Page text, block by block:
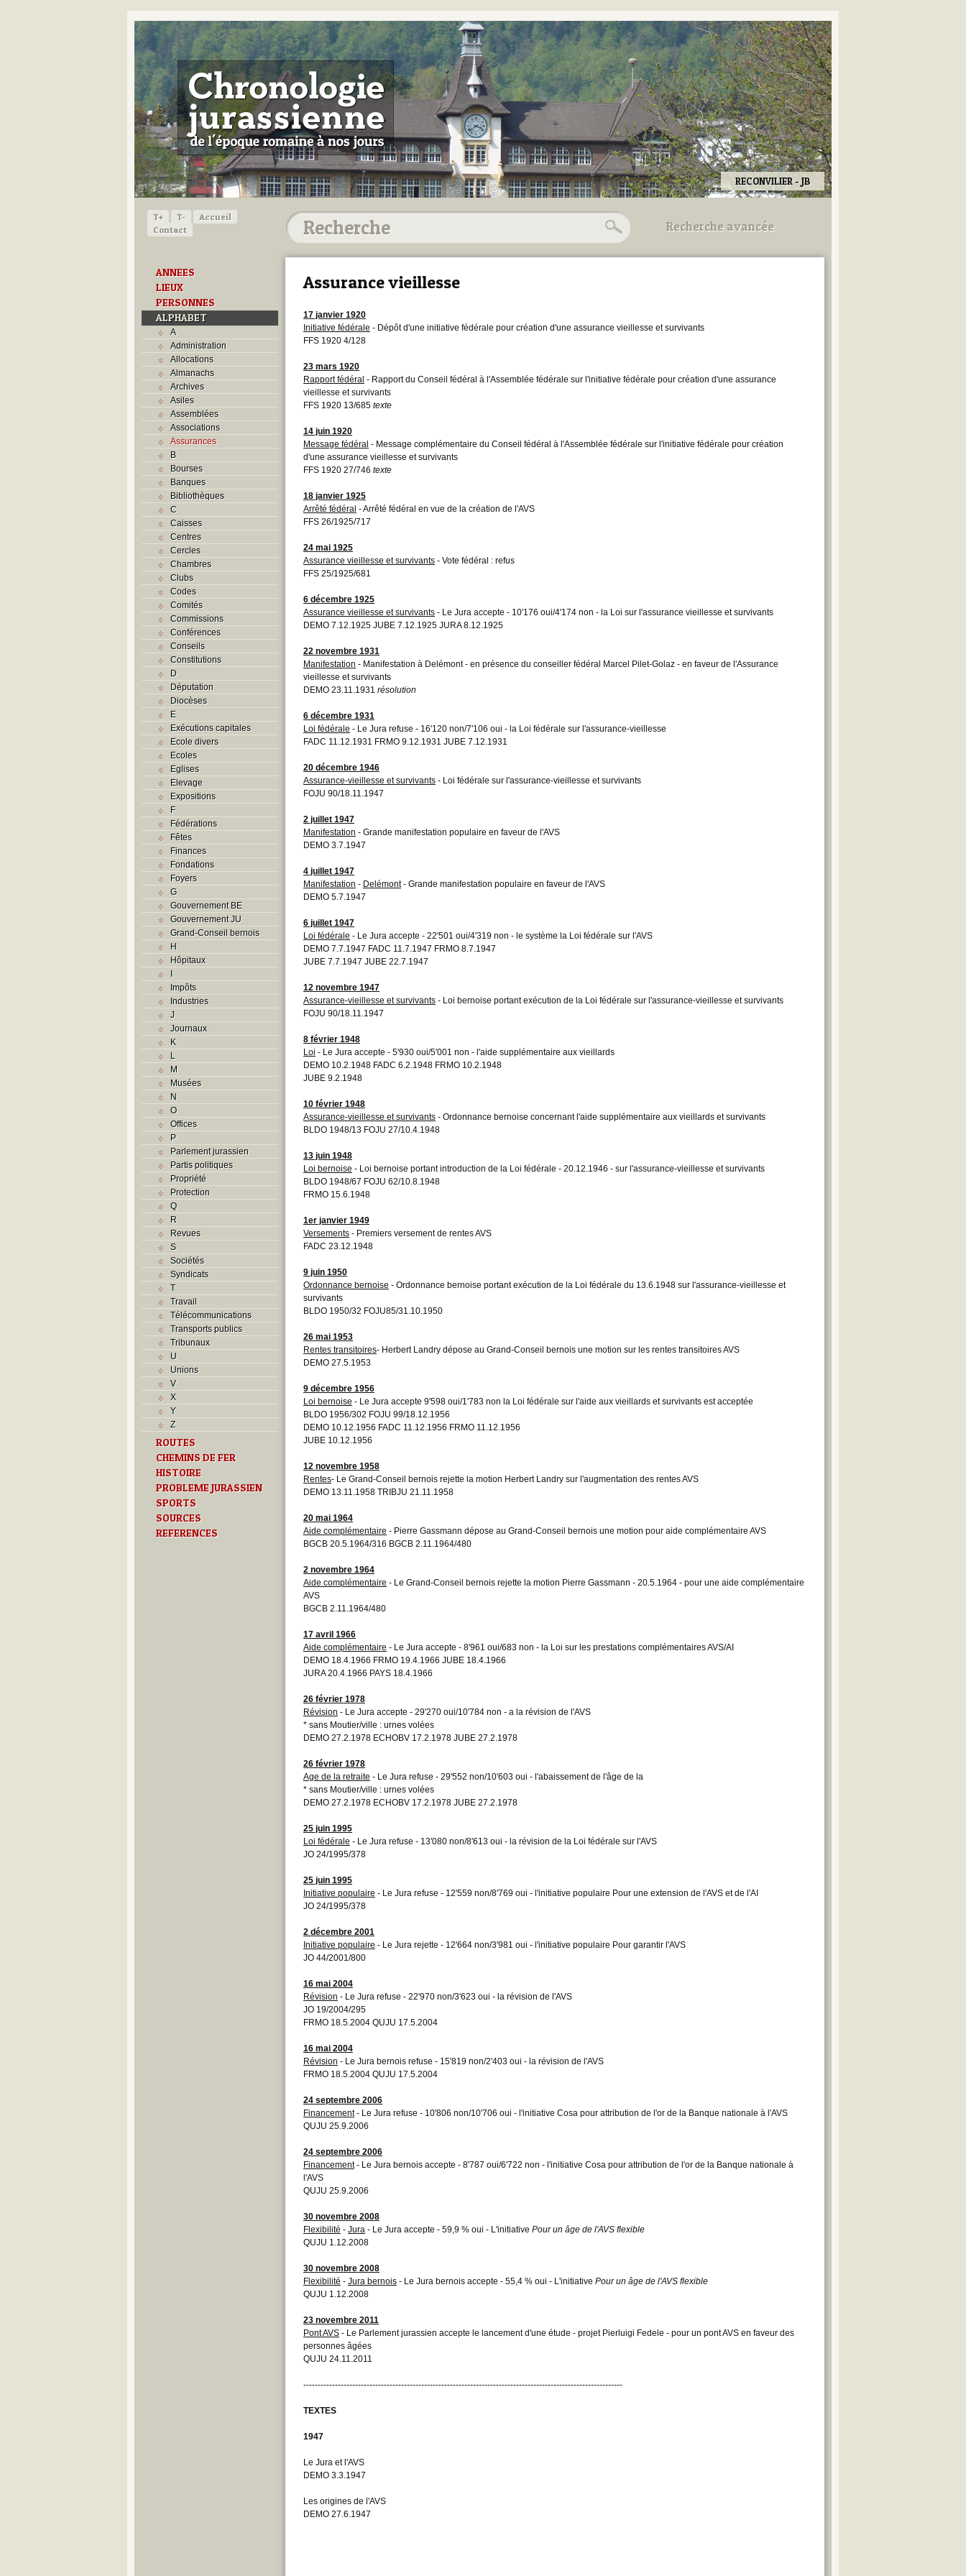
RECONVILIER - JB
T+ T-
Accueil
Contact
ANNEES
LIEUX
PERSONNES
ALPHABET
A
Administration
Allocations
Almanachs
Archives
Asiles
Assemblées
Associations
Assurances
B
Bourses
Banques
Bibliothèques
C
Caisses
Centres
Cercles
Chambres
Clubs
Codes
Comités
Commissions
Conférences
Conseils
Constitutions
D
Députation
Diocèses
E
Exécutions capitales
Ecole divers
Ecoles
Eglises
Elevage
Expositions
F
Fédérations
Fêtes
Finances
Fondations
Foyers
G
Gouvernement BE
Gouvernement JU
Grand-Conseil bernois
H
Hôpitaux
I
Impôts
Industries
J
Journaux
K
L
M
Musées
N
O
Offices
P
Parlement jurassien
Partis politiques
Propriété
Protection
Q
R
Revues
S
Sociétés
Syndicats
T
Travail
Télécommunications
Transports publics
Tribunaux
U
Unions
V
X
Y
Z
ROUTES
CHEMINS DE FER
HISTOIRE
PROBLEME JURASSIEN
SPORTS
SOURCES
REFERENCES
Recherche avancée
Utilisez les champs ci-dessous
Assurance vieillesse
17 janvier 1920
Initiative fédérale - Dépôt d'une initiative fédérale pour création d'une assurance vieillesse et survivants
FFS 1920 4/128
23 mars 1920
Rapport fédéral - Rapport du Conseil fédéral à l'Assemblée fédérale sur l'initiative fédérale pour création d'une assurance
vieillesse et survivants
FFS 1920 13/685 texte
14 juin 1920
Message fédéral - Message complémentaire du Conseil fédéral à l'Assemblée fédérale sur l'initiative fédérale pour création
d'une assurance vieillesse et survivants
FFS 1920 27/746 texte
18 janvier 1925
Arrêté fédéral - Arrêté fédéral en vue de la création de l'AVS
FFS 26/1925/717
24 mai 1925
Assurance vieillesse et survivants - Vote fédéral : refus
FFS 25/1925/681
6 décembre 1925
Assurance vieillesse et survivants - Le Jura accepte - 10'176 oui/4'174 non - la Loi sur l'assurance vieillesse et survivants
DEMO 7.12.1925 JUBE 7.12.1925 JURA 8.12.1925
22 novembre 1931
Manifestation - Manifestation à Delémont - en présence du conseiller fédéral Marcel Pilet-Golaz - en faveur de l'Assurance
vieillesse et survivants
DEMO 23.11.1931 résolution
6 décembre 1931
Loi fédérale - Le Jura refuse - 16'120 non/7'106 oui - la Loi fédérale sur l'assurance-vieillesse
FADC 11.12.1931 FRMO 9.12.1931 JUBE 7.12.1931
20 décembre 1946
Assurance-vieillesse et survivants - Loi fédérale sur l'assurance-vieillesse et survivants
FOJU 90/18.11.1947
2 juillet 1947
Manifestation - Grande manifestation populaire en faveur de l'AVS
DEMO 3.7.1947
4 juillet 1947
Manifestation - Delémont- Grande manifestation populaire en faveur de l'AVS
DEMO 5.7.1947
6 juillet 1947
Loi fédérale - Le Jura accepte - 22'501 oui/4'319 non - le système la Loi fédérale sur l'AVS
DEMO 7.7.1947 FADC 11.7.1947 FRMO 8.7.1947
JUBE 7.7.1947 JUBE 22.7.1947
12 novembre 1947
Assurance-vieillesse et survivants - Loi bernoise portant exécution de la Loi fédérale sur l'assurance-vieillesse et survivants
FOJU 90/18.11.1947
8 février 1948
Loi - Le Jura accepte - 5'930 oui/5'001 non - l'aide supplémentaire aux vieillards
DEMO 10.2.1948 FADC 6.2.1948 FRMO 10.2.1948
JUBE 9.2.1948
10 février 1948
Assurance-vieillesse et survivants - Ordonnance bernoise concernant l'aide supplémentaire aux vieillards et survivants
BLDO 1948/13 FOJU 27/10.4.1948
13 juin 1948
Loi bernoise - Loi bernoise portant introduction de la Loi fédérale - 20.12.1946 - sur l'assurance-vieillesse et survivants
BLDO 1948/67 FOJU 62/10.8.1948
FRMO 15.6.1948
1er janvier 1949
Versements - Premiers versement de rentes AVS
FADC 23.12.1948
9 juin 1950
Ordonnance bernoise - Ordonnance bernoise portant exécution de la Loi fédérale du 13.6.1948 sur l'assurance-vieillesse et
survivants
BLDO 1950/32 FOJU85/31.10.1950
26 mai 1953
Rentes transitoires- Herbert Landry dépose au Grand-Conseil bernois une motion sur les rentes transitoires AVS
DEMO 27.5.1953
9 décembre 1956
Loi bernoise - Le Jura accepte 9'598 oui/1'783 non la Loi fédérale sur l'aide aux vieillards et survivants est acceptée
BLDO 1956/302 FOJU 99/18.12.1956
DEMO 10.12.1956 FADC 11.12.1956 FRMO 11.12.1956
JUBE 10.12.1956
12 novembre 1958
Rentes- Le Grand-Conseil bernois rejette la motion Herbert Landry sur l'augmentation des rentes AVS
DEMO 13.11.1958 TRIBJU 21.11.1958
20 mai 1964
Aide complémentaire - Pierre Gassmann dépose au Grand-Conseil bernois une motion pour aide complémentaire AVS
BGCB 20.5.1964/316 BGCB 2.11.1964/480
2 novembre 1964
Aide complémentaire - Le Grand-Conseil bernois rejette la motion Pierre Gassmann - 20.5.1964 - pour une aide complémentaire
AVS
BGCB 2.11.1964/480
17 avril 1966
Aide complémentaire - Le Jura accepte - 8'961 oui/683 non - la Loi sur les prestations complémentaires AVS/AI
DEMO 18.4.1966 FRMO 19.4.1966 JUBE 18.4.1966
JURA 20.4.1966 PAYS 18.4.1966
26 février 1978
Révision - Le Jura accepte - 29'270 oui/10'784 non - a la révision de l'AVS
* sans Moutier/ville : urnes volées
DEMO 27.2.1978 ECHOBV 17.2.1978 JUBE 27.2.1978
26 février 1978
Age de la retraite - Le Jura refuse - 29'552 non/10'603 oui - l'abaissement de l'âge de la
* sans Moutier/ville : urnes volées
DEMO 27.2.1978 ECHOBV 17.2.1978 JUBE 27.2.1978
25 juin 1995
Loi fédérale - Le Jura refuse - 13'080 non/8'613 oui - la révision de la Loi fédérale sur l'AVS
JO 24/1995/378
25 juin 1995
Initiative populaire - Le Jura refuse - 12'559 non/8'769 oui - l'initiative populaire Pour une extension de l'AVS et de l'AI
JO 24/1995/378
2 décembre 2001
Initiative populaire - Le Jura rejette - 12'664 non/3'981 oui - l'initiative populaire Pour garantir l'AVS
JO 44/2001/800
16 mai 2004
Révision - Le Jura refuse - 22'970 non/3'623 oui - la révision de l'AVS
JO 19/2004/295
FRMO 18.5.2004 QUJU 17.5.2004
16 mai 2004
Révision - Le Jura bernois refuse - 15'819 non/2'403 oui - la révision de l'AVS
FRMO 18.5.2004 QUJU 17.5.2004
24 septembre 2006
Financement- Le Jura refuse - 10'806 non/10'706 oui - l'initiative Cosa pour attribution de l'or de la Banque nationale à l'AVS
QUJU 25.9.2006
24 septembre 2006
Financement- Le Jura bernois accepte - 8'787 oui/6'722 non - l'initiative Cosa pour attribution de l'or de la Banque nationale à
l'AVS
QUJU 25.9.2006
30 novembre 2008
Flexibilité - Jura - Le Jura accepte - 59,9 % oui - L'initiative Pour un âge de l'AVS flexible
QUJU 1.12.2008
30 novembre 2008
Flexibilité - Jura bernois - Le Jura bernois accepte - 55,4 % oui - L'initiative Pour un âge de l'AVS flexible
QUJU 1.12.2008
23 novembre 2011
Pont AVS - Le Parlement jurassien accepte le lancement d'une étude - projet Pierluigi Fedele - pour un pont AVS en faveur des
personnes âgées
QUJU 24.11.2011
---------------------------------------------------------------------------------------------------------------
TEXTES
1947
Le Jura et l'AVS
DEMO 3.3.1947
Les origines de l'AVS
DEMO 27.6.1947